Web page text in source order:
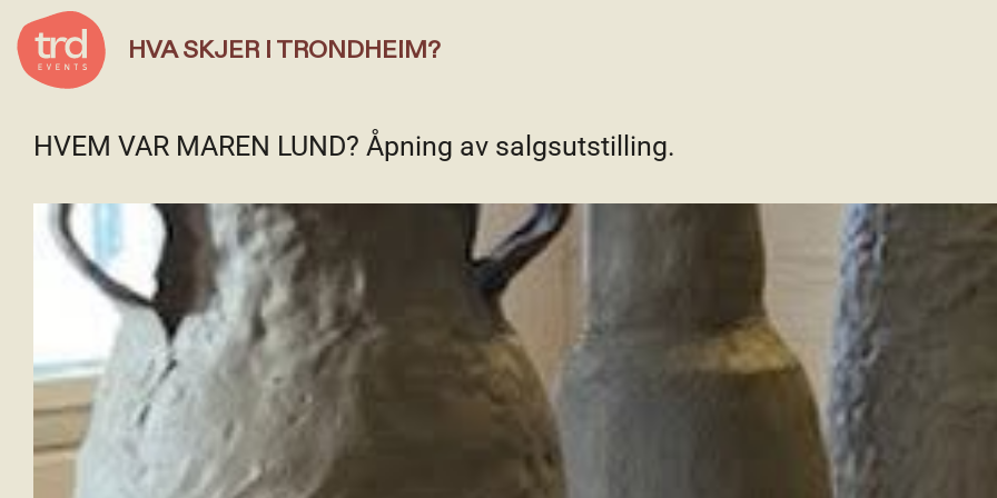
HVA SKJER I TRONDHEIM?
HVEM VAR MAREN LUND? Åpning av salgsutstilling.